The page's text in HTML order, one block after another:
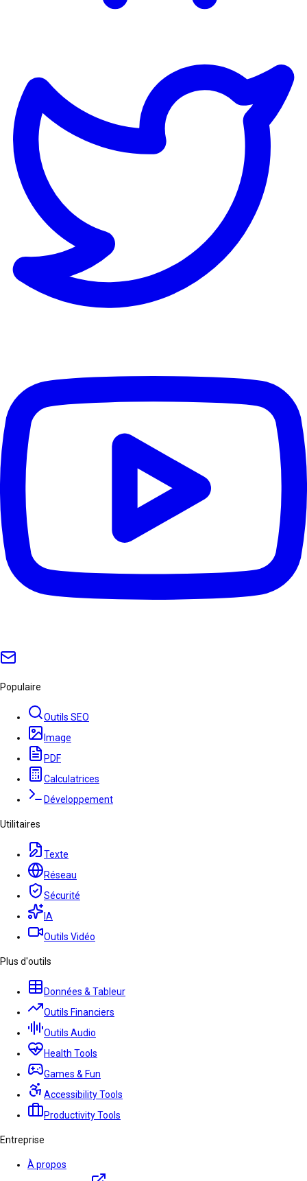
Populaire
Outils SEO
Image
PDF
Calculatrices
Développement
Utilitaires
Texte
Réseau
Sécurité
IA
Outils Vidéo
Plus d'outils
Données & Tableur
Outils Financiers
Outils Audio
Health Tools
Games & Fun
Accessibility Tools
Productivity Tools
Entreprise
À propos